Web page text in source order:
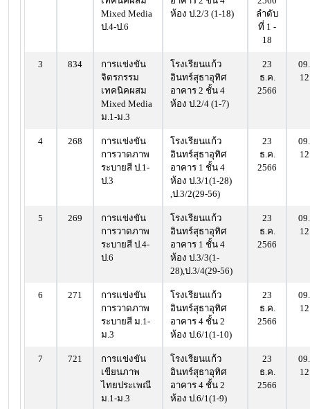
Mixed Media
ป.4-ป.6
ห้อง ป.2/3 (1-18)
ลำดับ
ที่ 1 -
18
3 834
การแข่งขัน
จิตรกรรม
เทคนิคผสม
Mixed Media
ม.1-ม.3
โรงเรียนแก้ว
อินทร์สุธาอุทิศ
อาคาร 2 ชั้น 4
ห้อง ป.2/4 (1-7)
23
ธ.ค.
2566
4 268
การแข่งขัน
การวาดภาพ
ระบายสี ป.1-
ป.3
โรงเรียนแก้ว
อินทร์สุธาอุทิศ
อาคาร 1 ชั้น 4
ห้อง ป.3/1(1-28)
,ป.3/2(29-56)
23
ธ.ค.
2566
5 269
การแข่งขัน
การวาดภาพ
ระบายสี ป.4-
ป.6
โรงเรียนแก้ว
อินทร์สุธาอุทิศ
อาคาร 1 ชั้น 4
ห้อง ป.3/3(1-
28),ป.3/4(29-56)
23
ธ.ค.
2566
6 271
การแข่งขัน
การวาดภาพ
ระบายสี ม.1-
ม.3
โรงเรียนแก้ว
อินทร์สุธาอุทิศ
อาคาร 4 ชั้น 2
ห้อง ป.6/1(1-10)
23
ธ.ค.
2566
7 721
การแข่งขัน
เขียนภาพ
ไทยประเพณี
ม.1-ม.3
โรงเรียนแก้ว
อินทร์สุธาอุทิศ
อาคาร 4 ชั้น 2
ห้อง ป.6/1(1-9)
23
ธ.ค.
2566